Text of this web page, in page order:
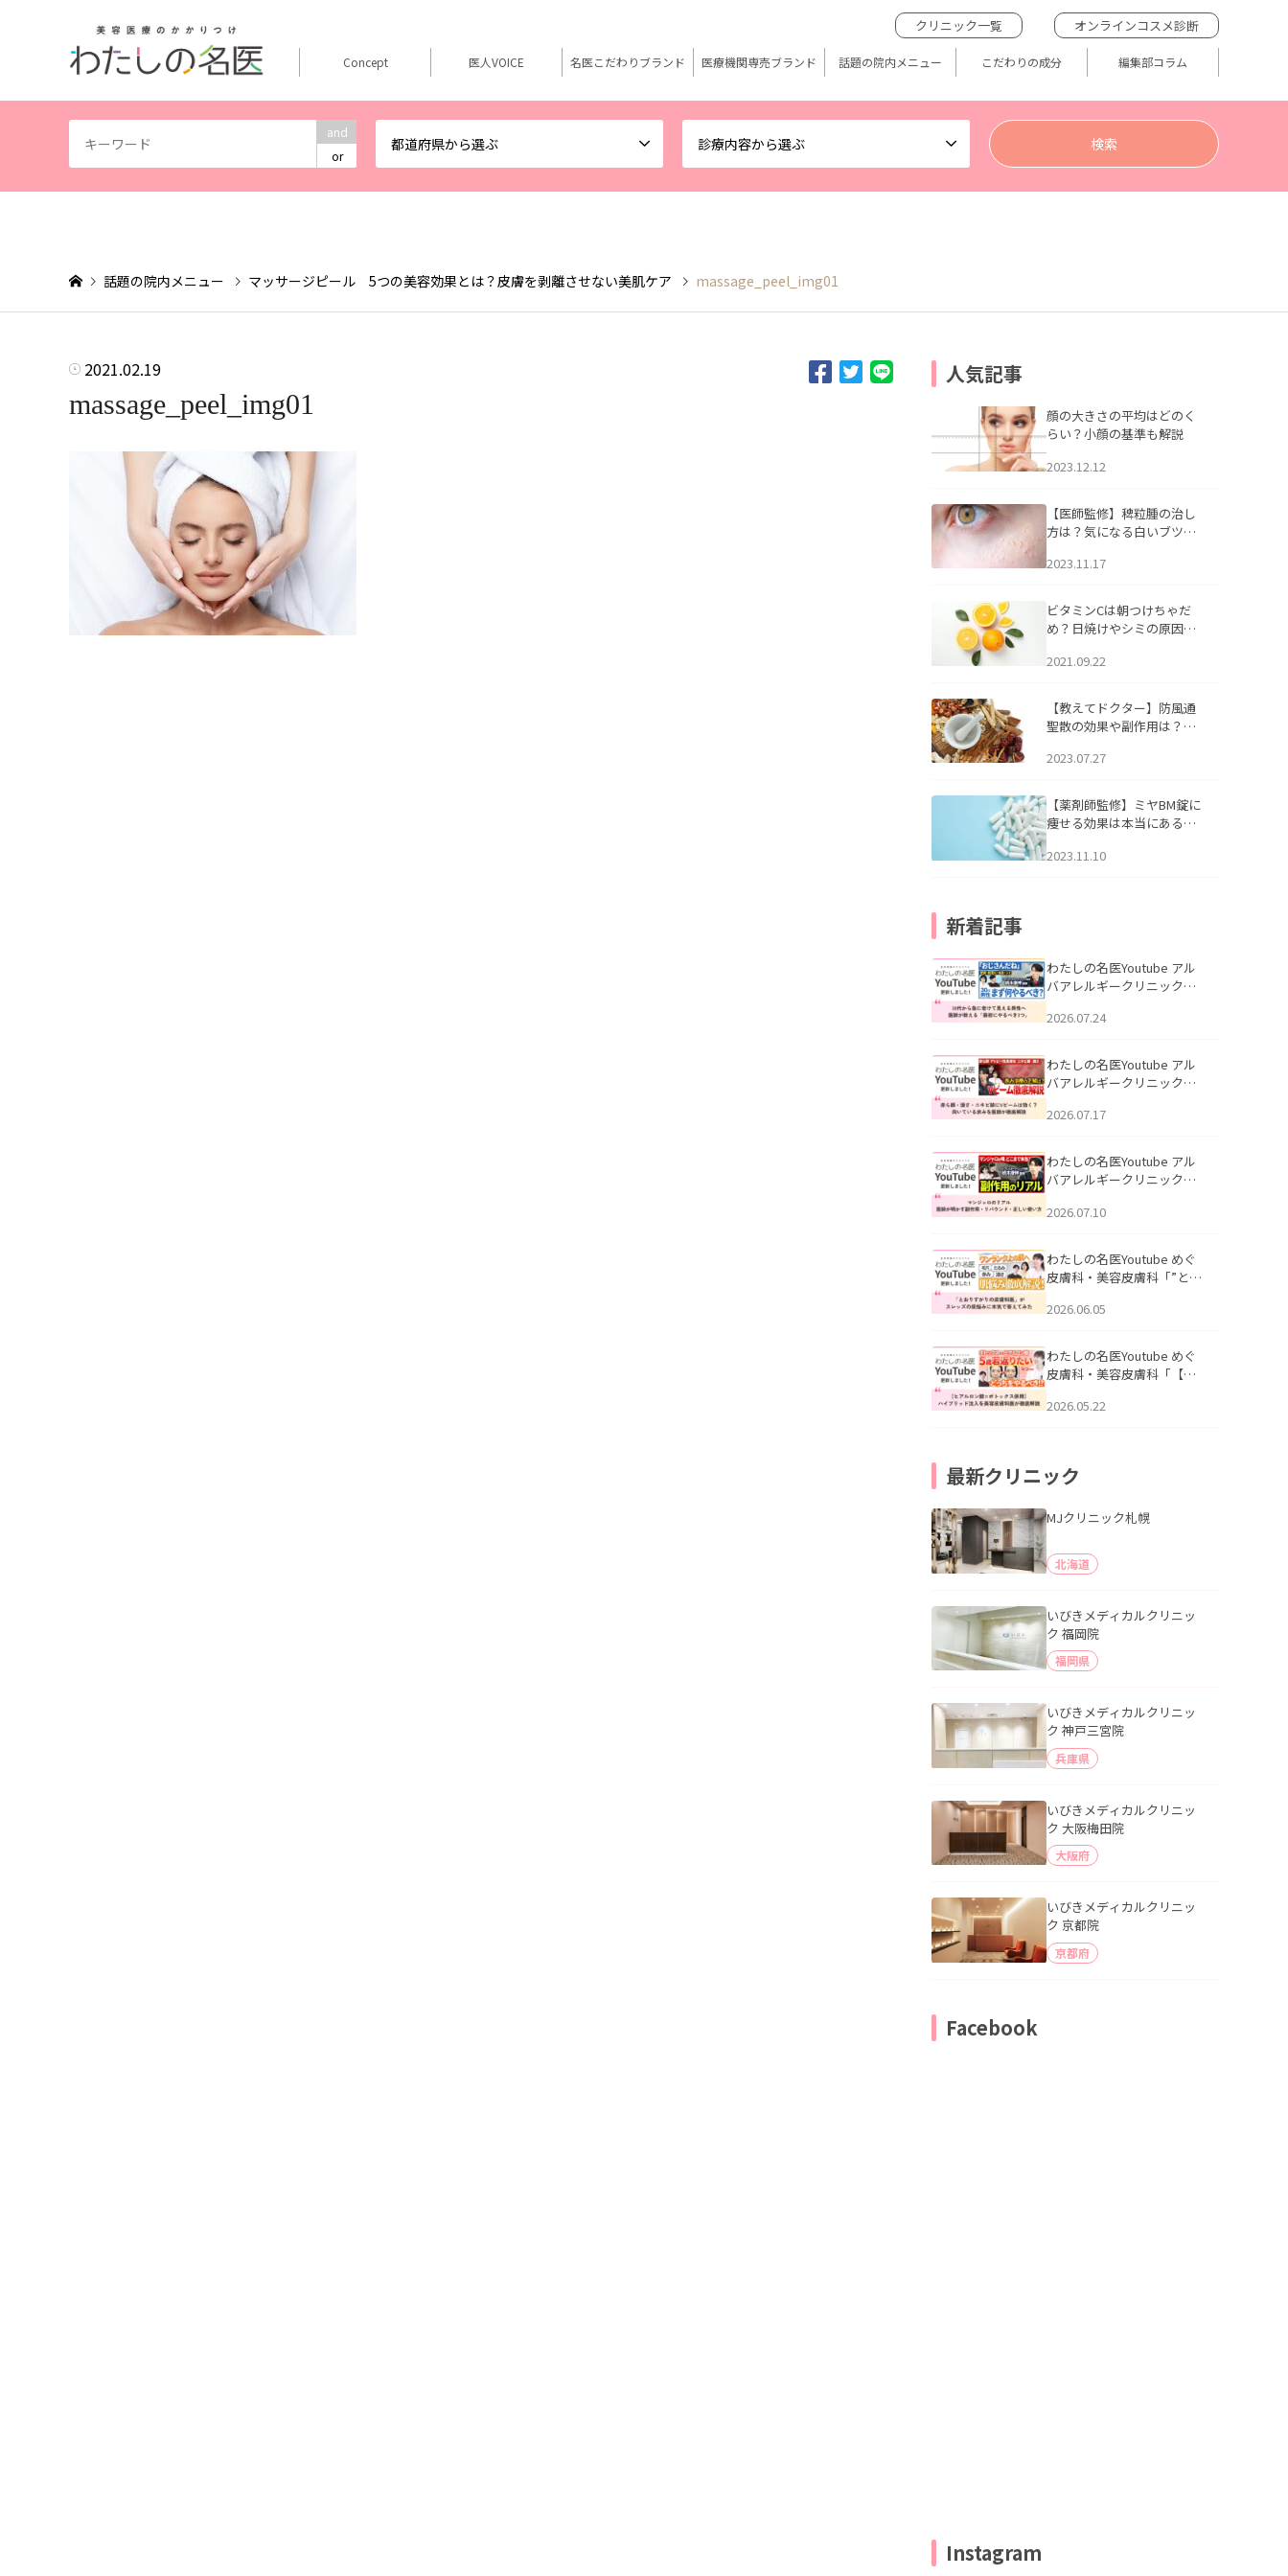
and
or
都道府県から選ぶ 診療内容から選ぶ
クリニック一覧 オンラインコスメ診断
Concept 医人VOICE 名医こだわりブランド 医療機関専売ブランド 話題の院内メニュー こだわりの成分 編集部コラム
話題の院内メニュー マッサージピール 5つの美容効果とは？皮膚を剥離させない美肌ケア massage_peel_img01
2021.02.19
massage_peel_img01
人気記事
顔の大きさの平均はどのく
らい？小顔の基準も解説
2023.12.12
【医師監修】稗粒腫の治し
方は？気になる白いブツブ
アについて
2023.11.17
ビタミンCは朝つけちゃだ
め？日焼けやシミの原因に
2021.09.22
【教えてドクター】防風通
聖散の効果や副作用は？長
2023.07.27
【薬剤師監修】ミヤBM錠に
痩せる効果は本当にある
2023.11.10
新着記事
わたしの名医Youtube アル
バアレルギークリニック札
える男性へ｜医師が教える
公開いたしました。
2026.07.24
わたしの名医Youtube アル
バアレルギークリニック札
跡にVビームは効く？向いて
説」を公開いたしました。
2026.07.17
わたしの名医Youtube アル
バアレルギークリニック札
医師が明かす副作用・リバ
公開いたしました。
2026.07.10
わたしの名医Youtube めぐ
皮膚科・美容皮膚科「”とお
ッズの肌悩みに本気で答え
た。
2026.06.05
わたしの名医Youtube めぐ
皮膚科・美容皮膚科「【ヒ
用】ハイブリッド注入を美
2026.05.22
最新クリニック
MJクリニック札幌
北海道
いびきメディカルクリニッ
ク 福岡院
福岡県
いびきメディカルクリニッ
ク 神戸三宮院
兵庫県
いびきメディカルクリニッ
ク 大阪梅田院
大阪府
いびきメディカルクリニッ
ク 京都院
京都府
Facebook
Instagram